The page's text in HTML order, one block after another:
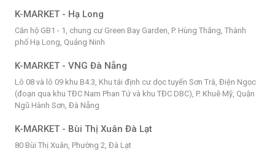
K-MARKET - Hạ Long
Căn hộ GB1 - 1, chung cư Green Bay Garden, P. Hùng Thắng, Thành
phố Hạ Long, Quảng Ninh
K-MARKET - VNG Đà Nẵng
Lô 08 và lô 09 khu B4.3, Khu tái định cư dọc tuyến Sơn Trà, Điện Ngọc
(đoạn qua khu TĐC Nam Phan Tứ và khu TĐC DBC), P. Khuê Mỹ, Quận
Ngũ Hành Sơn, Đà Nẵng
K-MARKET - Bùi Thị Xuân Đà Lạt
80 Bùi Thị Xuân, Phường 2, Đà Lạt